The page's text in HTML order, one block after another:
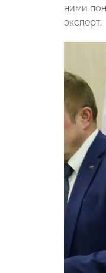
ними
эксперт.